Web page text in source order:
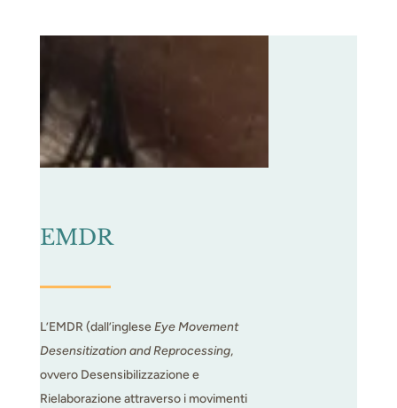
EMDR
L’EMDR (dall’ingleseEye Movement
Desensitization and Reprocessing,
ovvero Desensibilizzazione e
Rielaborazione attraverso i movimenti